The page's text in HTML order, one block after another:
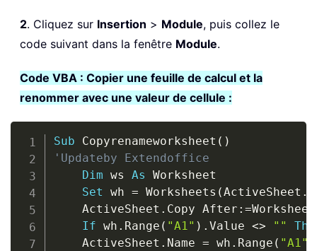
2. Cliquez sur Insertion > Module, puis collez le
code suivant dans la fenêtre Module.
Code VBA : Copier une feuille de calcul et la
renommer avec une valeur de cellule :
Sub Copyrenameworksheet ( )
'Updateby Extendoffice
Dim ws As Worksheet
Set wh = Worksheets (ActiveSheet .
    ActiveSheet
. Copy After : =
If wh . Range ( "A1" ) . Value <> ""
    ActiveSheet
. Name = wh . Range ( "A1"